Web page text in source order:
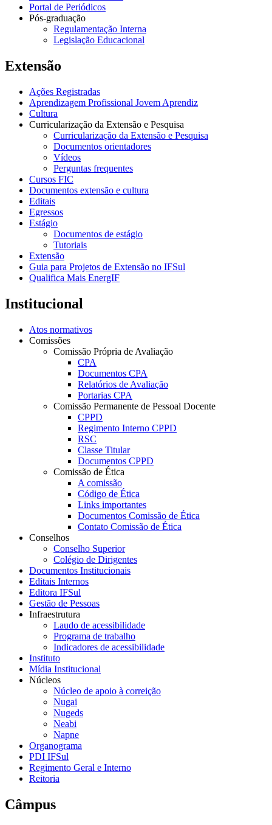
Portal de Periódicos
Pós-graduação
Regulamentação Interna
Legislação Educacional
Extensão
Ações Registradas
Aprendizagem Profissional Jovem Aprendiz
Cultura
Curricularização da Extensão e Pesquisa
Curricularização da Extensão e Pesquisa
Documentos orientadores
Vídeos
Perguntas frequentes
Cursos FIC
Documentos extensão e cultura
Editais
Egressos
Estágio
Documentos de estágio
Tutoriais
Extensão
Guia para Projetos de Extensão no IFSul
Qualifica Mais EnergIF
Institucional
Atos normativos
Comissões
Comissão Própria de Avaliação
CPA
Documentos CPA
Relatórios de Avaliação
Portarias CPA
Comissão Permanente de Pessoal Docente
CPPD
Regimento Interno CPPD
RSC
Classe Titular
Documentos CPPD
Comissão de Ética
A comissão
Código de Ética
Links importantes
Documentos Comissão de Ética
Contato Comissão de Ética
Conselhos
Conselho Superior
Colégio de Dirigentes
Documentos Institucionais
Editais Internos
Editora IFSul
Gestão de Pessoas
Infraestrutura
Laudo de acessibilidade
Programa de trabalho
Indicadores de acessibilidade
Instituto
Mídia Institucional
Núcleos
Núcleo de apoio à correição
Nugai
Nugeds
Neabi
Napne
Organograma
PDI IFSul
Regimento Geral e Interno
Reitoria
Câmpus